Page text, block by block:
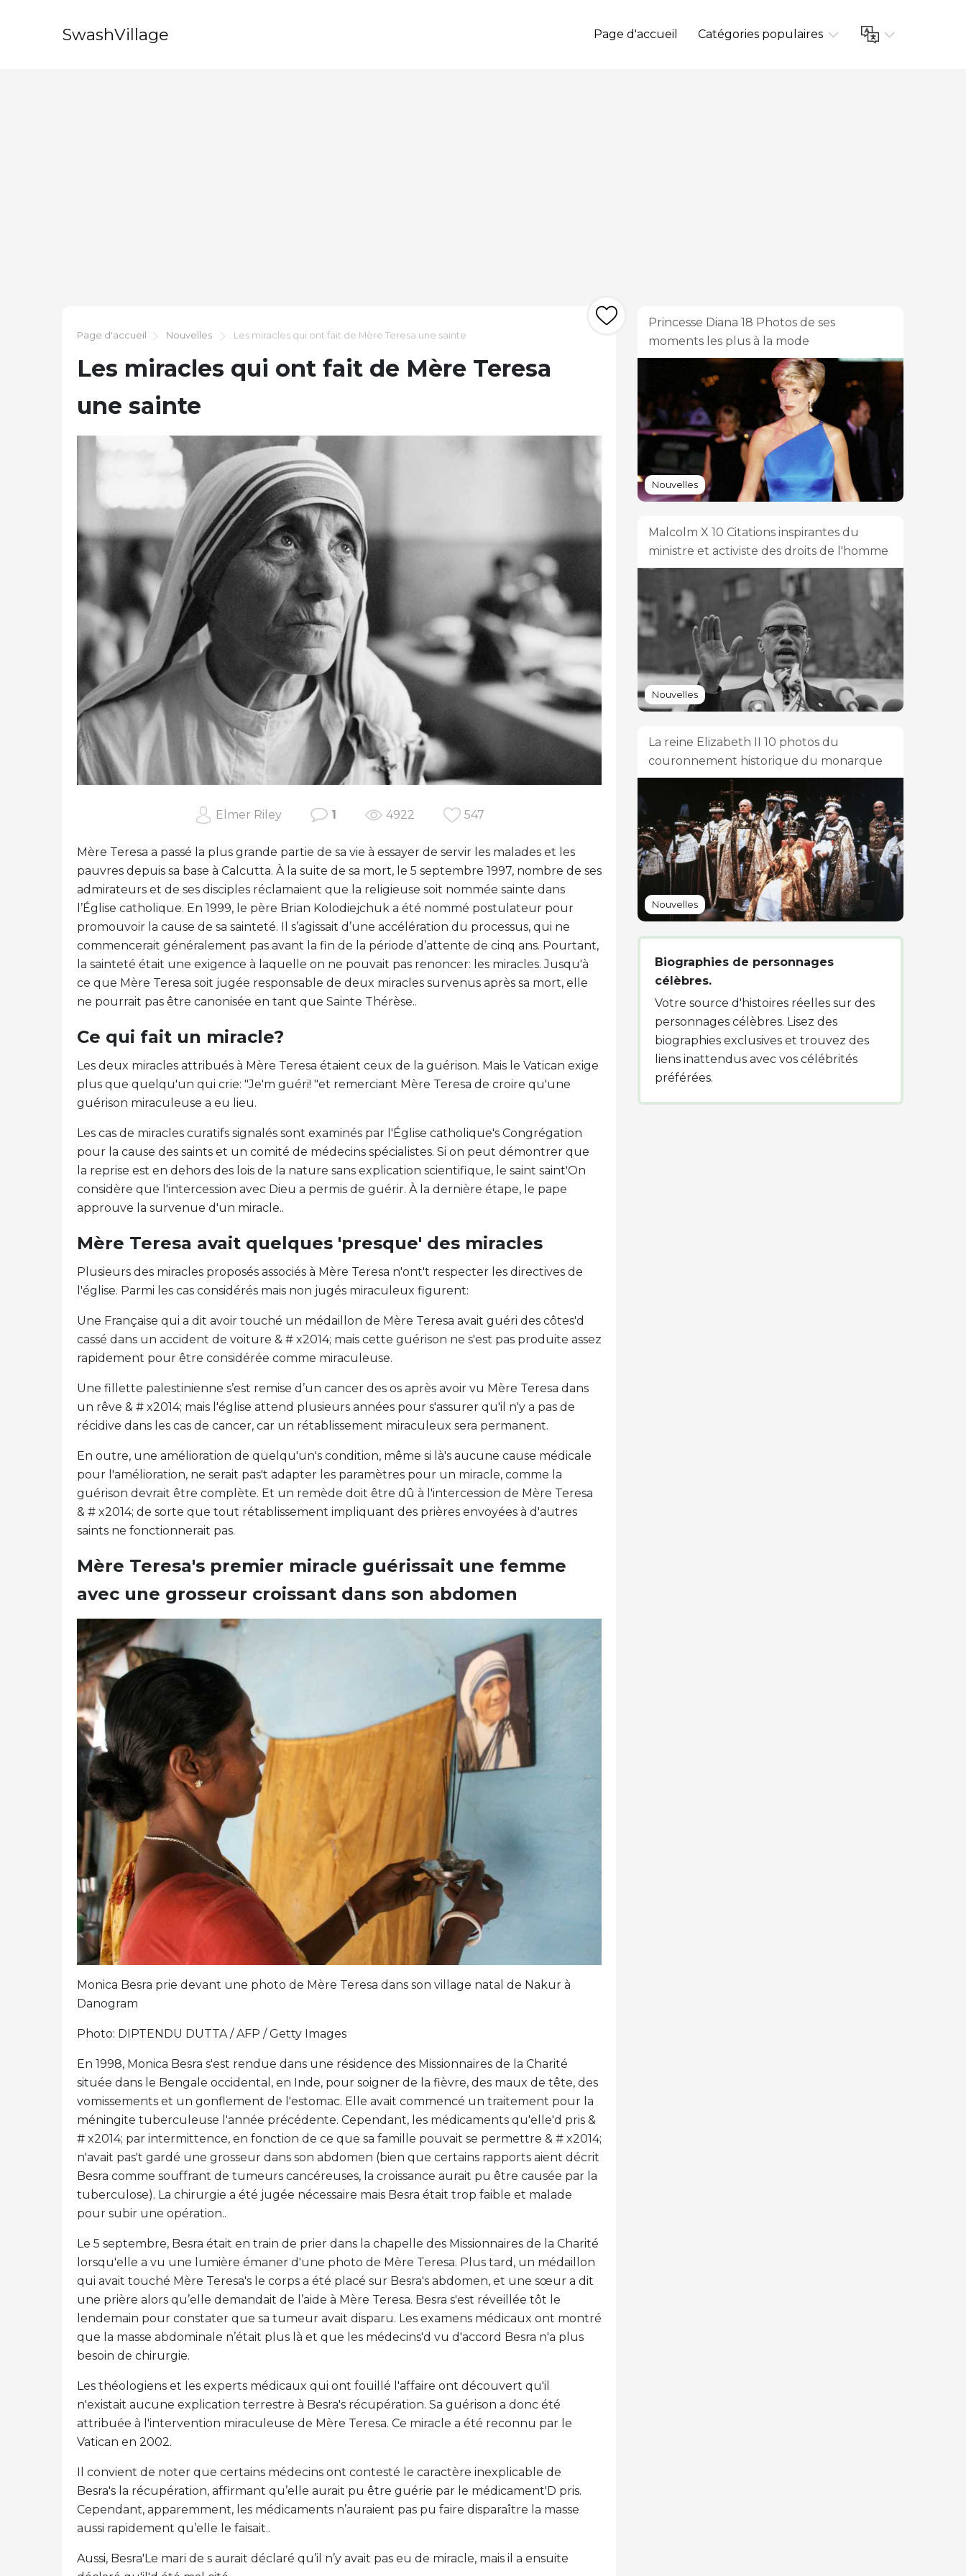
SwashVillage Page d'accueil Catégories populaires
Page d'accueil Nouvelles Les miracles qui ont fait de Mère Teresa une sainte
Les miracles qui ont fait de Mère Teresa
une sainte
Elmer Riley 1 4922 547
Mère Teresa a passé la plus grande partie de sa vie à essayer de servir les malades et les
pauvres depuis sa base à Calcutta. À la suite de sa mort, le 5 septembre 1997, nombre de ses
admirateurs et de ses disciples réclamaient que la religieuse soit nommée sainte dans
l’Église catholique. En 1999, le père Brian Kolodiejchuk a été nommé postulateur pour
promouvoir la cause de sa sainteté. Il s’agissait d’une accélération du processus, qui ne
commencerait généralement pas avant la fin de la période d’attente de cinq ans. Pourtant,
la sainteté était une exigence à laquelle on ne pouvait pas renoncer: les miracles. Jusqu'à
ce que Mère Teresa soit jugée responsable de deux miracles survenus après sa mort, elle
ne pourrait pas être canonisée en tant que Sainte Thérèse..
Ce qui fait un miracle?
Les deux miracles attribués à Mère Teresa étaient ceux de la guérison. Mais le Vatican exige
plus que quelqu'un qui crie: "Je'm guéri! "et remerciant Mère Teresa de croire qu'une
guérison miraculeuse a eu lieu.
Les cas de miracles curatifs signalés sont examinés par l'Église catholique's Congrégation
pour la cause des saints et un comité de médecins spécialistes. Si on peut démontrer que
la reprise est en dehors des lois de la nature sans explication scientifique, le saint saint'On
considère que l'intercession avec Dieu a permis de guérir. À la dernière étape, le pape
approuve la survenue d'un miracle..
Mère Teresa avait quelques 'presque' des miracles
Plusieurs des miracles proposés associés à Mère Teresa n'ont't respecter les directives de
l'église. Parmi les cas considérés mais non jugés miraculeux figurent:
Une Française qui a dit avoir touché un médaillon de Mère Teresa avait guéri des côtes'd
cassé dans un accident de voiture & # x2014; mais cette guérison ne s'est pas produite assez
rapidement pour être considérée comme miraculeuse.
Une fillette palestinienne s’est remise d’un cancer des os après avoir vu Mère Teresa dans
un rêve & # x2014; mais l'église attend plusieurs années pour s'assurer qu'il n'y a pas de
récidive dans les cas de cancer, car un rétablissement miraculeux sera permanent.
En outre, une amélioration de quelqu'un's condition, même si là's aucune cause médicale
pour l'amélioration, ne serait pas't adapter les paramètres pour un miracle, comme la
guérison devrait être complète. Et un remède doit être dû à l'intercession de Mère Teresa
& # x2014; de sorte que tout rétablissement impliquant des prières envoyées à d'autres
saints ne fonctionnerait pas.
Mère Teresa's premier miracle guérissait une femme
avec une grosseur croissant dans son abdomen
Monica Besra prie devant une photo de Mère Teresa dans son village natal de Nakur à
Danogram
Photo: DIPTENDU DUTTA / AFP / Getty Images
En 1998, Monica Besra s'est rendue dans une résidence des Missionnaires de la Charité
située dans le Bengale occidental, en Inde, pour soigner de la fièvre, des maux de tête, des
vomissements et un gonflement de l'estomac. Elle avait commencé un traitement pour la
méningite tuberculeuse l'année précédente. Cependant, les médicaments qu'elle'd pris &
# x2014; par intermittence, en fonction de ce que sa famille pouvait se permettre & # x2014;
n'avait pas't gardé une grosseur dans son abdomen (bien que certains rapports aient décrit
Besra comme souffrant de tumeurs cancéreuses, la croissance aurait pu être causée par la
tuberculose). La chirurgie a été jugée nécessaire mais Besra était trop faible et malade
pour subir une opération..
Le 5 septembre, Besra était en train de prier dans la chapelle des Missionnaires de la Charité
lorsqu'elle a vu une lumière émaner d'une photo de Mère Teresa. Plus tard, un médaillon
qui avait touché Mère Teresa's le corps a été placé sur Besra's abdomen, et une sœur a dit
une prière alors qu’elle demandait de l’aide à Mère Teresa. Besra s'est réveillée tôt le
lendemain pour constater que sa tumeur avait disparu. Les examens médicaux ont montré
que la masse abdominale n’était plus là et que les médecins'd vu d'accord Besra n'a plus
besoin de chirurgie.
Les théologiens et les experts médicaux qui ont fouillé l'affaire ont découvert qu'il
n'existait aucune explication terrestre à Besra's récupération. Sa guérison a donc été
attribuée à l'intervention miraculeuse de Mère Teresa. Ce miracle a été reconnu par le
Vatican en 2002.
Il convient de noter que certains médecins ont contesté le caractère inexplicable de
Besra's la récupération, affirmant qu’elle aurait pu être guérie par le médicament'D pris.
Cependant, apparemment, les médicaments n’auraient pas pu faire disparaître la masse
aussi rapidement qu’elle le faisait..
Aussi, Besra'Le mari de s aurait déclaré qu’il n’y avait pas eu de miracle, mais il a ensuite
Princesse Diana 18 Photos de ses
moments les plus à la mode
Nouvelles
Malcolm X 10 Citations inspirantes du
ministre et activiste des droits de l'homme
Nouvelles
La reine Elizabeth II 10 photos du
couronnement historique du monarque
Nouvelles
Biographies de personnages
célèbres.
Votre source d'histoires réelles sur des
personnages célèbres. Lisez des
biographies exclusives et trouvez des
liens inattendus avec vos célébrités
préférées.